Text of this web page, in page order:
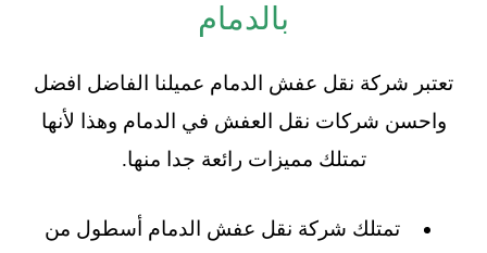
بالدمام
تعتبر شركة نقل عفش الدمام عميلنا الفاضل افضل
واحسن شركات نقل العفش في الدمام وهذا لأنها
تمتلك مميزات رائعة جدا منها.
تمتلك شركة نقل عفش الدمام أسطول من